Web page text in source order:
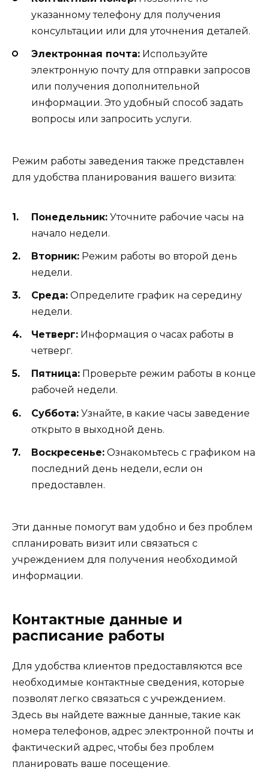
указанному телефону для получения
консультации или для уточнения деталей.
Электронная почта: Используйте
электронную почту для отправки запросов
или получения дополнительной
информации. Это удобный способ задать
вопросы или запросить услуги.
Режим работы заведения также представлен
для удобства планирования вашего визита:
Понедельник: Уточните рабочие часы на
начало недели.
Вторник: Режим работы во второй день
недели.
Среда: Определите график на середину
недели.
Четверг: Информация о часах работы в
четверг.
Пятница: Проверьте режим работы в конце
рабочей недели.
Суббота: Узнайте, в какие часы заведение
открыто в выходной день.
Воскресенье: Ознакомьтесь с графиком на
последний день недели, если он
предоставлен.
Эти данные помогут вам удобно и без проблем
спланировать визит или связаться с
учреждением для получения необходимой
информации.
Контактные данные и
расписание работы
Для удобства клиентов предоставляются все
необходимые контактные сведения, которые
позволят легко связаться с учреждением.
Здесь вы найдете важные данные, такие как
номера телефонов, адрес электронной почты и
фактический адрес, чтобы без проблем
планировать ваше посещение.